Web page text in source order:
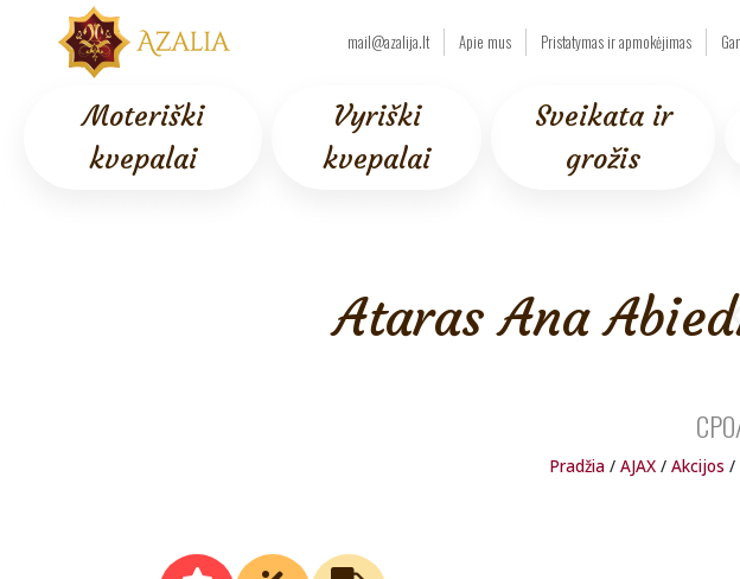
mail@azalija.lt Apie mus Pristatymas ir apmokėjimas
Moteriški
kvepalai
Vyriški
kvepalai
Sveikata ir
grožis
Ataras Ana
Pradžia / AJAX / Akcijos /